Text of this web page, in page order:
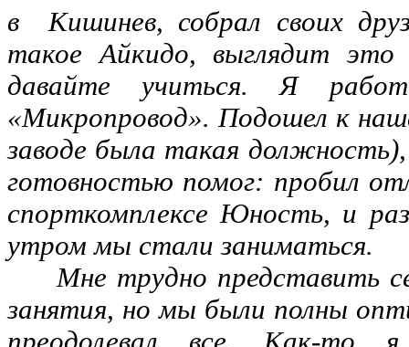
в Кишинев, собрал своих
такое Айкидо, выглядит это
давайте учиться. Я
«Микропровод». Подошел к
заводе была такая
готовностью помог: пробил
спорткомплексе Юность, и
утром мы стали заниматься.
Мне трудно представить
занятия, но мы были полны